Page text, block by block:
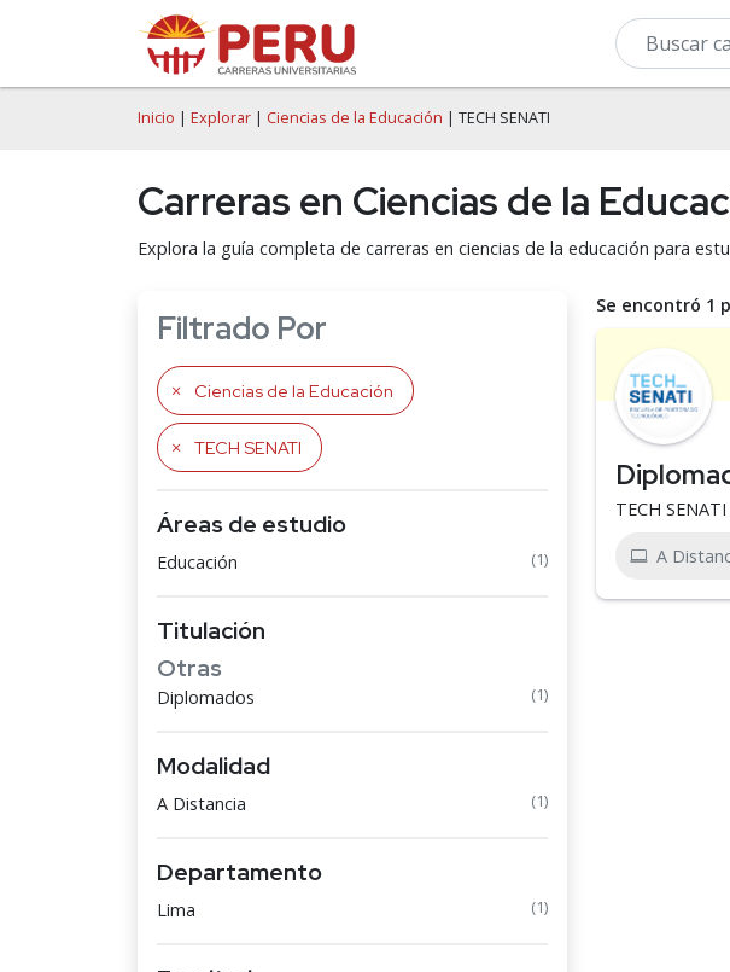
Inicio | Explorar | Ciencias de la Educación | TECH SENATI
Carreras en Ciencias de la
Explora la guía completa de carreras en ciencias de la educación para
Filtrado Por
Ciencias de la Educación
TECH SENATI
Áreas de estudio
Educación (1)
Titulación
Otras
Diplomados (1)
Modalidad
A Distancia (1)
Departamento
Lima (1)
Se encontró 1
TECH SENATI
A